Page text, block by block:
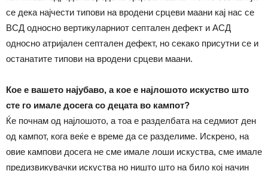
се дека најчести типови на вродени срцеви маани кај нас се
ВСД односно вертикуларниот септален дефект и АСД
односно атријален септален дефект, но секако присутни се и
останатите типови на вродени срцеви маани.
Кое е вашето најубаво, а кое е најлошото искуство што
сте го имале досега со децата во кампот?
Ќе почнам од најлошото, а тоа е разделбата на седмиот ден
од кампот, кога веќе е време да се разделиме. Искрено, на
овие кампови досега не сме имале лоши искуства, сме имале
предизвикувачки искуства но ништо што на било кој начин